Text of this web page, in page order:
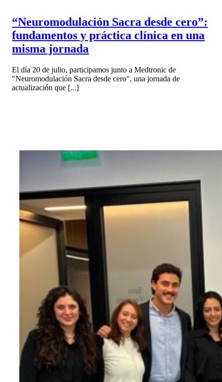
“Neuromodulación Sacra desde cero”:
fundamentos y práctica clínica en una
misma jornada
El día 20 de julio, participamos junto a Medtronic de
"Neuromodulación Sacra desde cero", una jornada de
actualización que [...]